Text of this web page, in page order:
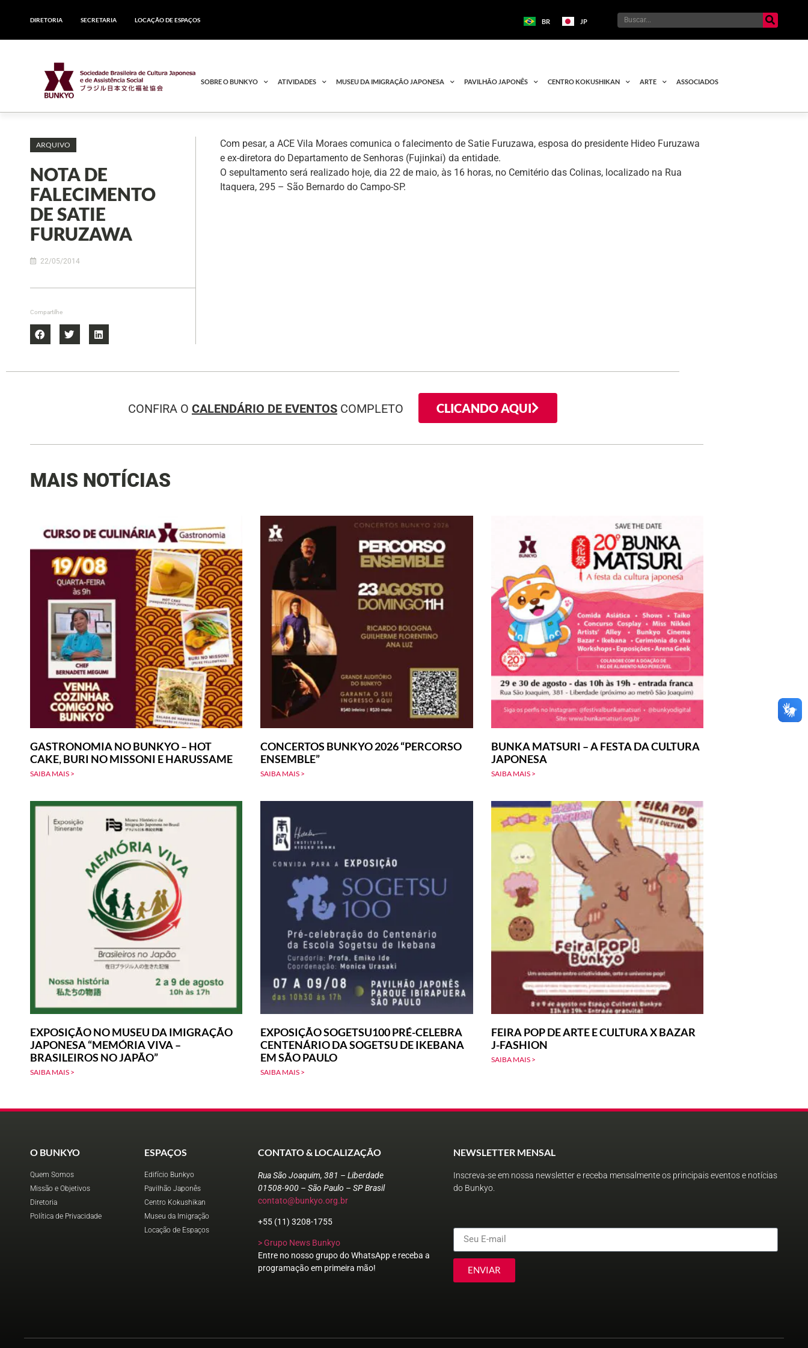
DIRETORIA SECRETARIA LOCAÇÃO DE ESPAÇOS BR JP
SOBRE O BUNKYO ATIVIDADES MUSEU DA IMIGRAÇÃO JAPONESA PAVILHÃO JAPONÊS CENTRO KOKUSHIKAN ARTE ASSOCIADOS
ARQUIVO
NOTA DE
FALECIMENTO
DE SATIE
FURUZAWA
22/05/2014
Compartilhe
Com pesar, a ACE Vila Moraes comunica o falecimento de Satie Furuzawa, esposa do presidente Hideo Furuzawa
e ex-diretora do Departamento de Senhoras (Fujinkai) da entidade.
O sepultamento será realizado hoje, dia 22 de maio, às 16 horas, no Cemitério das Colinas, localizado na Rua
Itaquera, 295 – São Bernardo do Campo-SP.
CONFIRA O CALENDÁRIO DE EVENTOS COMPLETO CLICANDO AQUI
MAIS NOTÍCIAS
GASTRONOMIA NO BUNKYO – HOT
CAKE, BURI NO MISSONI E HARUSSAME
SAIBA MAIS >
CONCERTOS BUNKYO 2026 “PERCORSO
ENSEMBLE”
SAIBA MAIS >
BUNKA MATSURI – A FESTA DA CULTURA
JAPONESA
SAIBA MAIS >
EXPOSIÇÃO NO MUSEU DA IMIGRAÇÃO
JAPONESA “MEMÓRIA VIVA –
BRASILEIROS NO JAPÃO”
SAIBA MAIS >
EXPOSIÇÃO SOGETSU100 PRÉ-CELEBRA
CENTENÁRIO DA SOGETSU DE IKEBANA
EM SÃO PAULO
SAIBA MAIS >
FEIRA POP DE ARTE E CULTURA X BAZAR
J-FASHION
SAIBA MAIS >
O BUNKYO
Quem Somos
Missão e Objetivos
Diretoria
Política de Privacidade
ESPAÇOS
Edifício Bunkyo
Pavilhão Japonês
Centro Kokushikan
Museu da Imigração
Locação de Espaços
CONTATO & LOCALIZAÇÃO
Rua São Joaquim, 381 – Liberdade
01508-900 – São Paulo – SP Brasil
contato@bunkyo.org.br
+55 (11) 3208-1755
> Grupo News Bunkyo
Entre no nosso grupo do WhatsApp e receba a
programação em primeira mão!
NEWSLETTER MENSAL
Inscreva-se em nossa newsletter e receba mensalmente os principais eventos e notícias
do Bunkyo.
ENVIAR